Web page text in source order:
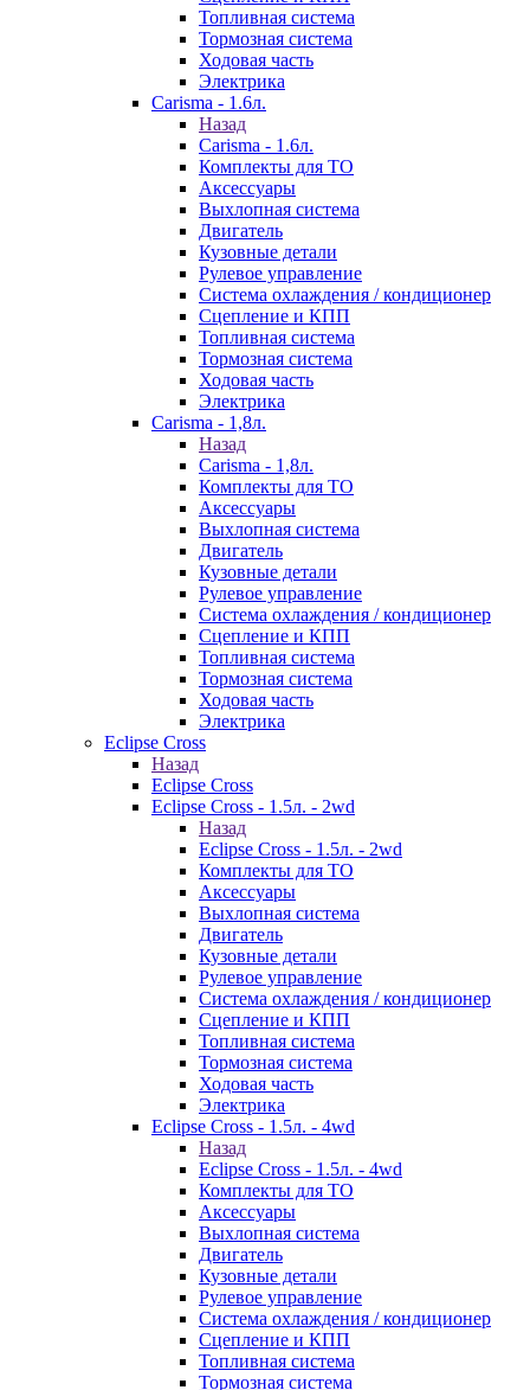
Топливная система
Тормозная система
Ходовая часть
Электрика
Carisma - 1.6л.
Назад
Carisma - 1.6л.
Комплекты для ТО
Аксессуары
Выхлопная система
Двигатель
Кузовные детали
Рулевое управление
Система охлаждения / кондиционер
Сцепление и КПП
Топливная система
Тормозная система
Ходовая часть
Электрика
Carisma - 1,8л.
Назад
Carisma - 1,8л.
Комплекты для ТО
Аксессуары
Выхлопная система
Двигатель
Кузовные детали
Рулевое управление
Система охлаждения / кондиционер
Сцепление и КПП
Топливная система
Тормозная система
Ходовая часть
Электрика
Eclipse Cross
Назад
Eclipse Cross
Eclipse Cross - 1.5л. - 2wd
Назад
Eclipse Cross - 1.5л. - 2wd
Комплекты для ТО
Аксессуары
Выхлопная система
Двигатель
Кузовные детали
Рулевое управление
Система охлаждения / кондиционер
Сцепление и КПП
Топливная система
Тормозная система
Ходовая часть
Электрика
Eclipse Cross - 1.5л. - 4wd
Назад
Eclipse Cross - 1.5л. - 4wd
Комплекты для ТО
Аксессуары
Выхлопная система
Двигатель
Кузовные детали
Рулевое управление
Система охлаждения / кондиционер
Сцепление и КПП
Топливная система
Тормозная система